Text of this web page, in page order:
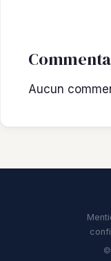
Aucun